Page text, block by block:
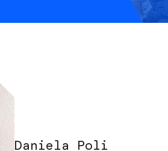
Daniela Poli